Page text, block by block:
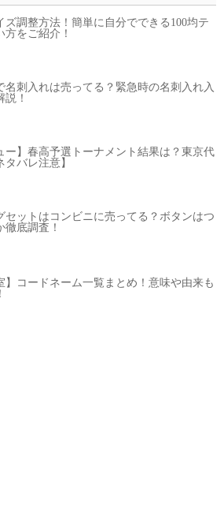
ズ調整方法！簡単に自分でできる100均テ
方をご紹介！
名刺入れは売ってる？緊急時の名刺入れ入
説！
ー】春高予選トーナメント結果は？東京代
バレ注意】
セットはコンビニに売ってる？ボタンはつ
徹底調査！
】コードネーム一覧まとめ！意味や由来も